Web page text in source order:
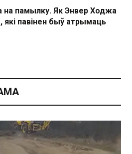
на памылку. Як Энвер Ходжа
які павінен быў атрымаць